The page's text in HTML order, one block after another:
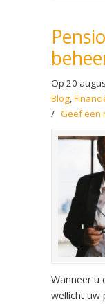
Op 20
Blog,
/ Geef een
Wanneer u
wellicht uw